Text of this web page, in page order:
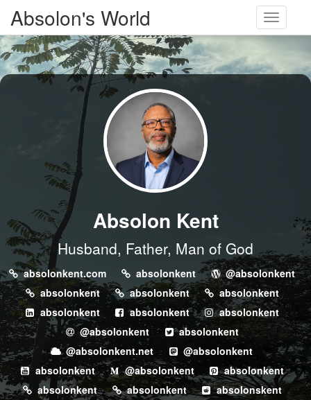
Toggle
Absolon's World
Absolon Kent
Husband, Father, Man of God
absolonkent.com absolonkent
@absolonkent
absolonkent
absolonkent
absolonkent
absolonkent
absolonkent
absolonkent
@absolonkent
absolonkent
@absolonkent.net
@absolonkent
absolonkent
@absolonkent
absolonkent
absolonkent
absolonkent
absolonskent